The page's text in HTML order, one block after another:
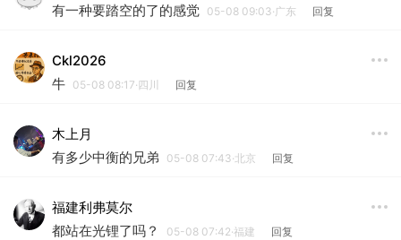
有一种要踏空的了的感觉 05-08 09:03·广东 回复
Ckl2026
牛 05-08 08:17·四川 回复
木上月
有多少中衡的兄弟
05-08 07:43·北京 回复
福建利弗莫尔
都站在光锂了吗？
05-08 07:42·福建 回复